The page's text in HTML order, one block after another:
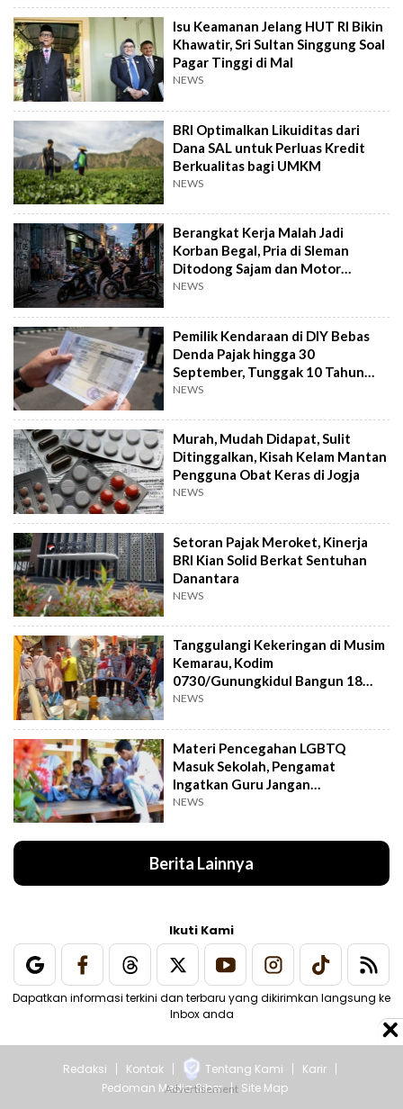
Isu Keamanan Jelang HUT RI Bikin
Khawatir, Sri Sultan Singgung Soal
Pagar Tinggi di Mal
NEWS
BRI Optimalkan Likuiditas dari
Dana SAL untuk Perluas Kredit
Berkualitas bagi UMKM
NEWS
Berangkat Kerja Malah Jadi
Korban Begal, Pria di Sleman
Ditodong Sajam dan Motor
Digasak
NEWS
Pemilik Kendaraan di DIY Bebas
Denda Pajak hingga 30
September, Tunggak 10 Tahun
Cukup Bayar 5 Tahun
NEWS
Murah, Mudah Didapat, Sulit
Ditinggalkan, Kisah Kelam Mantan
Pengguna Obat Keras di Jogja
NEWS
Setoran Pajak Meroket, Kinerja
BRI Kian Solid Berkat Sentuhan
Danantara
NEWS
Tanggulangi Kekeringan di Musim
Kemarau, Kodim
0730/Gunungkidul Bangun 18
Titik Sumur Bor
NEWS
Materi Pencegahan LGBTQ
Masuk Sekolah, Pengamat
Ingatkan Guru Jangan
Menghakimi Siswa
NEWS
Berita Lainnya
Ikuti Kami
Dapatkan informasi terkini dan terbaru yang dikirimkan langsung ke
Inbox anda
Redaksi Kontak Tentang Kami
Karir
Pedoman Media Siber
Site Map